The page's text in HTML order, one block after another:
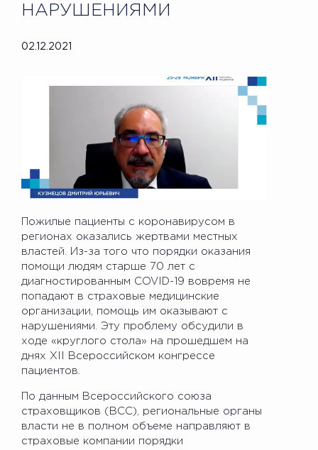
НАРУШЕНИЯМИ
02.12.2021
Пожилые пациенты с коронавирусом в
регионах оказались жертвами местных
властей. Из-за того что порядки оказания
помощи людям старше 70 лет с
диагностированным COVID-19 вовремя не
попадают в страховые медицинские
организации, помощь им оказывают с
нарушениями. Эту проблему обсудили в
ходе «круглого стола» на прошедшем на
днях XII Всероссийском конгрессе
пациентов.
По данным Всероссийского союза
страховщиков (ВСС), региональные органы
власти не в полном объеме направляют в
страховые компании порядки